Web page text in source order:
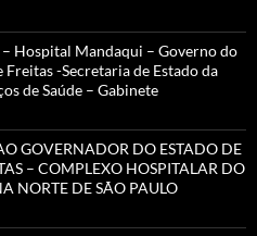
Hospital Mandaqui – Governo do
Freitas -Secretaria de Estado da
de Saúde – Gabinete
GOVERNADOR DO ESTADO DE
– COMPLEXO HOSPITALAR DO
NORTE DE SÃO PAULO